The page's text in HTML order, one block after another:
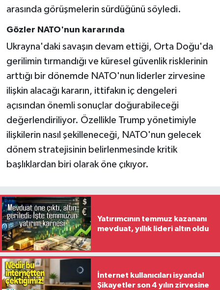
arasında görüşmelerin sürdüğünü söyledi.
Gözler NATO'nun kararında
Ukrayna'daki savaşın devam ettiği, Orta Doğu'da
gerilimin tırmandığı ve küresel güvenlik risklerinin
arttığı bir dönemde NATO'nun liderler zirvesine
ilişkin alacağı kararın, ittifakın iç dengeleri
açısından önemli sonuçlar doğurabileceği
değerlendiriliyor. Özellikle Trump yönetimiyle
ilişkilerin nasıl şekilleneceği, NATO'nun gelecek
dönem stratejisinin belirlenmesinde kritik
başlıklardan biri olarak öne çıkıyor.
Yatırımcının temmuz kazananı
mevduat, yıllık lideri altın oldu
İnternet kullanıcıları isyanda!
Şikayetler son 4 yılın zirvesine